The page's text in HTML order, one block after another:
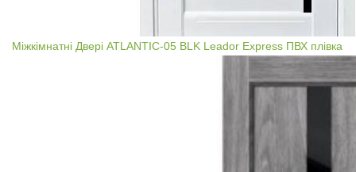
Міжкімнатні Двері ATLANTIC-05 BLK Leador Express ПВХ плівка